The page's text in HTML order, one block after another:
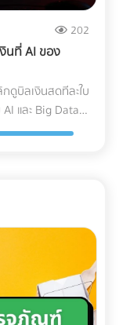
GDP (Good
าชีพ ระบบติดตาม
กแค่ว่า "ของถึง
ไว้กับกล่องสินค้า
ความเอียง (Tilt)
ป็นหลักฐานยืนยัน
แต่ในมุมมอง
การลงทุนตรง
ยหากเกิดข้อผิด
กาสจากการ
แม้แต่การถูก
ขนส่งที่ไม่ได้
งเปรียบเสมือน
อย่าส่งลูกค้ากลุ่ม
ร้างหน้า Landing
stay โดย
ลั๊กไฟเพียงพอ
มปุ่ม Call-to-
ทันที 2.
แทนที่
ห้คุณเพิ่มมูลค่า
นแพ็กเกจ "Pro
ท แถมยังเป็น
ยิงโฆษณาแบบ
ลิกหว่านโฆษณา
เจาะกลุ่มคน
"Work from
หรือทำ
202
ที่ AI ของ
ดูบิลเงินสดทีละใบ
และ Big Data
รียลไทม์ (Real-
AI ของ
(High Risk)"
าคาร AI
าร (ที่เข้าเกณฑ์
บ e-Tax Invoice
ชีบริษัทจำนวนมาก
บจะตีธงแดงทันที